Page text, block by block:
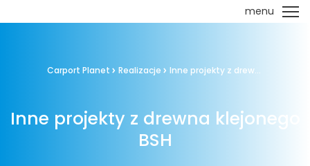
menu
Carport Planet Realizacje Inne projekty z drew...
Inne projekty z drewna klejonego
BSH